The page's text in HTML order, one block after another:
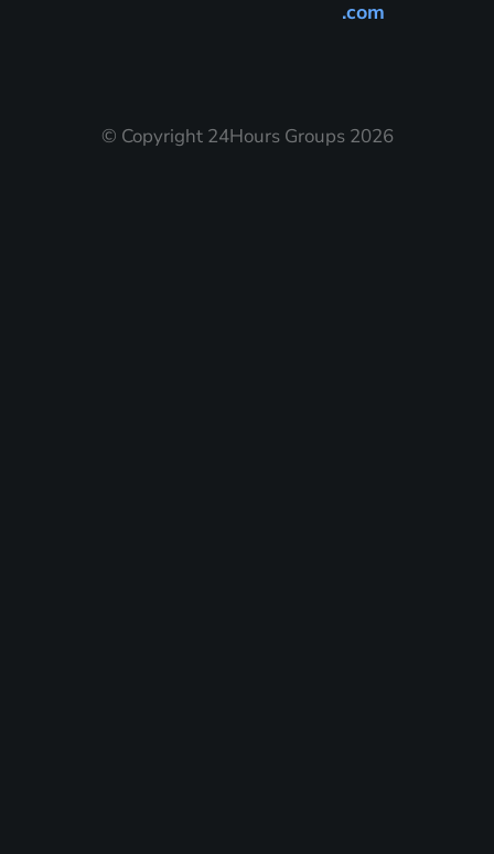
.com
© Copyright 24Hours Groups 2026